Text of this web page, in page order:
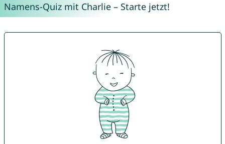
Namens-Quiz mit Charlie – Starte jetzt!